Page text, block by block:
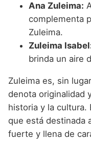
Ana Zuleima:
complementa
Zuleima.
Zuleima
brinda un aire
Zuleima es, sin
denota originalidad
historia y la cultura.
que está destinada
fuerte y llena de